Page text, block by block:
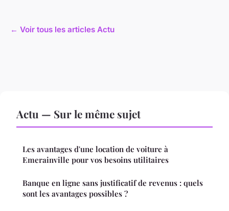
← Voir tous les articles Actu
Actu — Sur le même sujet
Les avantages d'une location de voiture à
Emerainville pour vos besoins utilitaires
Banque en ligne sans justificatif de revenus : quels
sont les avantages possibles ?